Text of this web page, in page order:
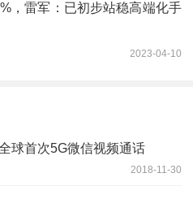
，雷军：已初步站稳高端化手
2023-04-10
球首次5G微信视频通话
2018-11-30